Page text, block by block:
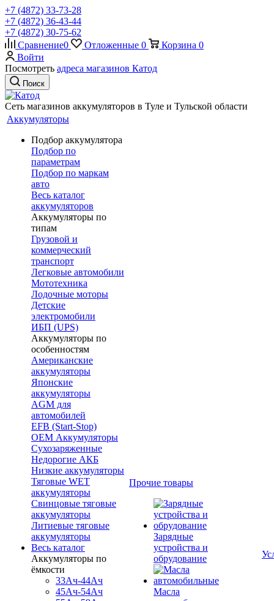
+7 (4872) 33-73-28
+7 (4872) 36-43-44
+7 (4872) 30-75-62
Сравнение0 Отложенные 0 Корзина 0
Войти
Посмотреть адреса магазинов Катод
Поиск
Сеть магазинов аккумуляторов в Туле и Тульской области
Аккумуляторы
Подбор аккумулятора
Подбор по
параметрам
Подбор по маркам
авто
Весь каталог
аккумуляторов
Аккумуляторы по
типам
Грузовой и
коммерческий
транспорт
Легковые автомобили
Мототехника
Лодочные моторы
Детские
электромобили
ИБП (UPS)
Аккумуляторы по
особенностям
Американские
аккумуляторы
Японские
аккумуляторы
AGM для
автомобилей
EFB (Start-Stop)
OEM Аккумуляторы
Сухозаряженные
Недорогие АКБ
Низкие аккумуляторы
Тяговые WET
аккумуляторы
Свинцовые тяговые
аккумуляторы
Литиевые тяговые
аккумуляторы
Весь каталог
Аккумуляторы по
ёмкости
33Ач-44Ач
45Ач-54Ач
Прочие товары
Зарядные
устройства и
обрудование
Масла